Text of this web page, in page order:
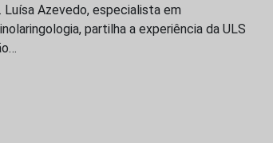
Luísa Azevedo, especialista em
partilha a experiência da ULS